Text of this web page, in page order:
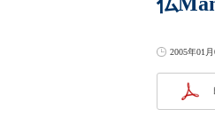
2005年01